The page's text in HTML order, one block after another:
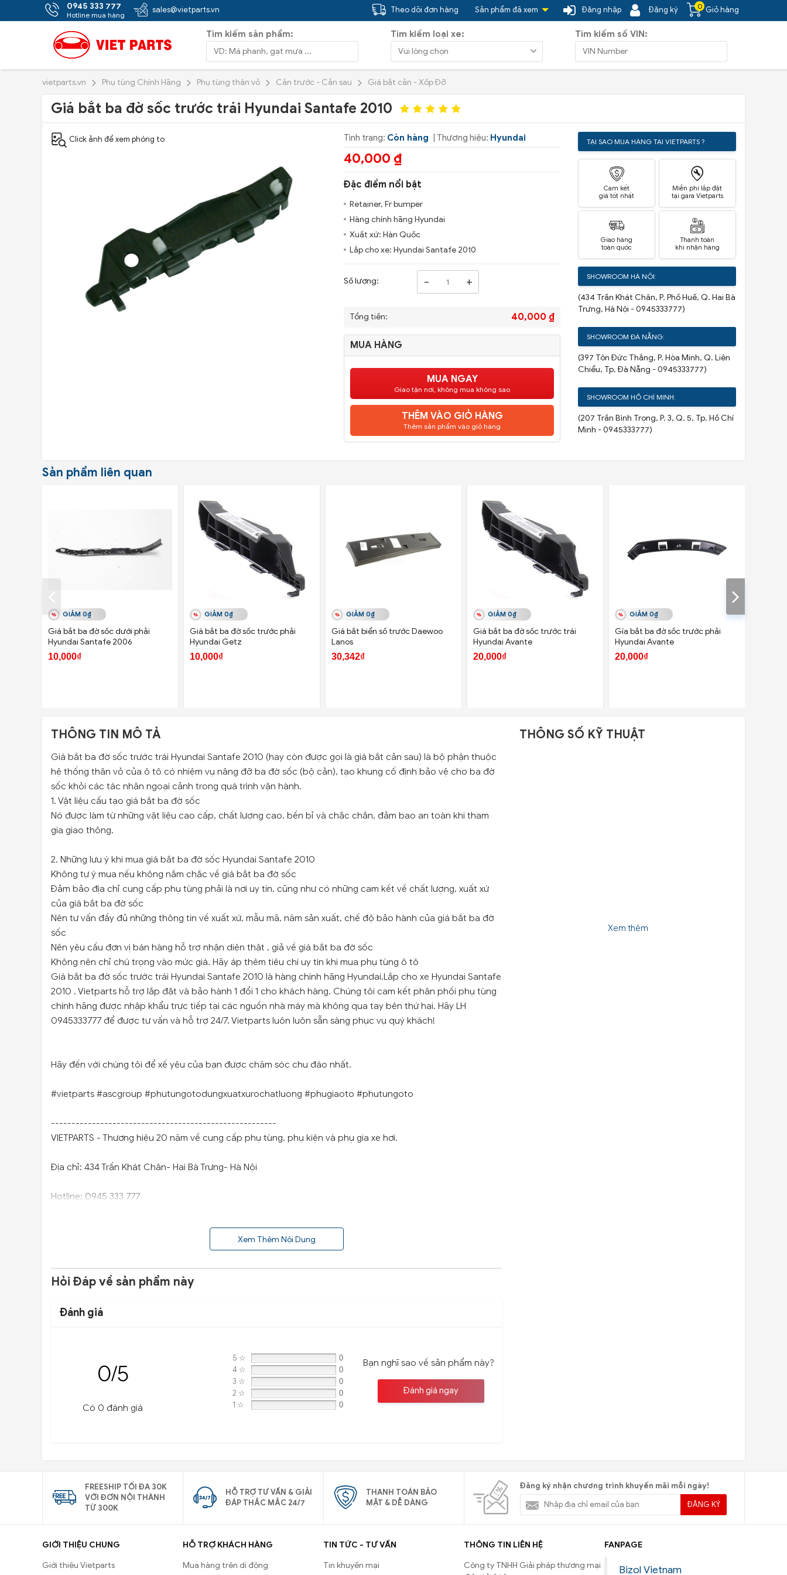
0945 333 777
Hotline mua hàng
sales@vietparts.vn 0 Giỏ hàng
Đăng ký
Đăng nhập
Sản phẩm đã xem
Theo dõi đơn hàng
Tìm kiếm sản phẩm: Tìm kiếm loại xe: Tìm kiếm số VIN:
vietparts.vn Phụ tùng Chính Hãng Phụ tùng thân vỏ Cản trước - Cản sau Giá bắt cản - Xốp Đỡ
Giá bắt ba đờ sốc trước trái Hyundai Santafe 2010
Click ảnh để xem phóng to Tình trạng: Còn hàng | Thương hiệu: Hyundai
40,000 ₫
Đặc điểm nổi bật
Retainer, Fr bumper
Hàng chính hãng Hyundai
Xuất xứ: Hàn Quốc
Lắp cho xe: Hyundai Santafe 2010
Số lượng: - +
Tổng tiền: 40,000 ₫
MUA HÀNG
MUA NGAY
Giao tận nơi, không mua không sao
THÊM VÀO GIỎ HÀNG
Thêm sản phẩm vào giỏ hàng
TẠI SAO MUA HÀNG TẠI VIETPARTS ?
Cam kết
giá tốt nhất
Miễn phí lắp đặt
tại gara Vietparts
Giao hàng
toàn quốc
Thanh toán
khi nhận hàng
SHOWROOM HÀ NỘI:
(434 Trần Khát Chân, P. Phố Huế, Q. Hai Bà
Trưng, Hà Nội - 0945333777)
SHOWROOM ĐÀ NẴNG:
(397 Tôn Đức Thắng, P. Hòa Minh, Q. Liên
Chiểu, Tp. Đà Nẵng - 0945333777)
SHOWROOM HỒ CHÍ MINH:
(207 Trần Bình Trọng, P. 3, Q. 5, Tp. Hồ Chí
Minh - 0945333777)
Sản phẩm liên quan
GIẢM 0₫
Giá bắt ba đờ sốc dưới phải
Hyundai Santafe 2006
10,000₫
GIẢM 0₫
Giá bắt ba đờ sốc trước phải
Hyundai Getz
10,000₫
GIẢM 0₫
Giá bắt biển số trước Daewoo
Lanos
30,342₫
GIẢM 0₫
Giá bắt ba đờ sốc trước trái
Hyundai Avante
20,000₫
GIẢM 0₫
Gía bắt ba đờ sốc trước phải
Hyundai Avante
20,000₫
THÔNG TIN MÔ TẢ
Giá bắt ba đờ sốc trước trái Hyundai Santafe 2010 (hay còn được gọi là giá bắt cản sau) là bộ phận thuộc
hệ thống thân vỏ của ô tô có nhiệm vụ nâng đỡ ba đờ sốc (bộ cản), tạo khung cố định bảo vệ cho ba đờ
sốc khỏi các tác nhân ngoại cảnh trong quá trình vận hành.
1. Vật liệu cấu tạo giá bắt ba đờ sốc
Nó được làm từ những vật liệu cao cấp, chất lượng cao, bền bỉ và chắc chắn, đảm bao an toàn khi tham
gia giao thông.
2. Những lưu ý khi mua giá bắt ba đờ sốc Hyundai Santafe 2010
Không tự ý mua nếu không nắm chắc về giá bắt ba đờ sốc
Đảm bảo địa chỉ cung cấp phụ tùng phải là nơi uy tín, cũng như có những cam kết về chất lượng, xuất xứ
của giá bắt ba đờ sốc
Nên tư vấn đầy đủ những thông tin về xuất xứ, mẫu mã, năm sản xuất, chế độ bảo hành của giá bắt ba đờ
sốc
Nên yêu cầu đơn vị bán hàng hỗ trợ nhận diện thật , giả về giá bắt ba đờ sốc
Không nên chỉ chú trọng vào mức giá. Hãy áp thêm tiêu chí uy tín khi mua phụ tùng ô tô
Giá bắt ba đờ sốc trước trái Hyundai Santafe 2010 là hàng chính hãng Hyundai.Lắp cho xe Hyundai Santafe
2010 . Vietparts hỗ trợ lắp đặt và bảo hành 1 đổi 1 cho khách hàng. Chúng tôi cam kết phân phối phụ tùng
chính hãng được nhập khẩu trực tiếp tại các nguồn nhà máy mà không qua tay bên thứ hai. Hãy LH
0945333777 để được tư vấn và hỗ trợ 24/7. Vietparts luôn luôn sẵn sàng phục vụ quý khách!
Hãy đến với chúng tôi để xế yêu của bạn được chăm sóc chu đáo nhất.
#vietparts #ascgroup #phutungotodungxuatxurochatluong #phugiaoto #phutungoto
-------------------------------------------------------
VIETPARTS - Thương hiệu 20 năm về cung cấp phụ tùng, phụ kiện và phụ gia xe hơi.
Địa chỉ: 434 Trần Khát Chân- Hai Bà Trưng- Hà Nội
Hotline: 0945 333 777
Xem Thêm Nội Dung
Hỏi Đáp về sản phẩm này
Đánh giá
0/5
Có 0 đánh giá
5 ☆ 0
4 ☆ 0
3 ☆ 0
2 ☆ 0
1 ☆ 0
Bạn nghĩ sao về sản phẩm này?
Đánh giá ngay
THÔNG SỐ KỸ THUẬT
Xem thêm
FREESHIP TỐI ĐA 30K
VỚI ĐƠN NỘI THÀNH
TỪ 300K
HỖ TRỢ TƯ VẤN & GIẢI
ĐÁP THẮC MẮC 24/7
THANH TOÁN BẢO
MẬT & DỄ DÀNG
Đăng ký nhận chương trình khuyến mãi mỗi ngày!
ĐĂNG KÝ
GIỚI THIỆU CHUNG
Giới thiệu Vietparts
HỖ TRỢ KHÁCH HÀNG
Mua hàng trên di động
TIN TỨC - TƯ VẤN
Tin khuyến mại
THÔNG TIN LIÊN HỆ
Công ty TNHH Giải pháp thương mại
FANPAGE
Bizol Vietnam